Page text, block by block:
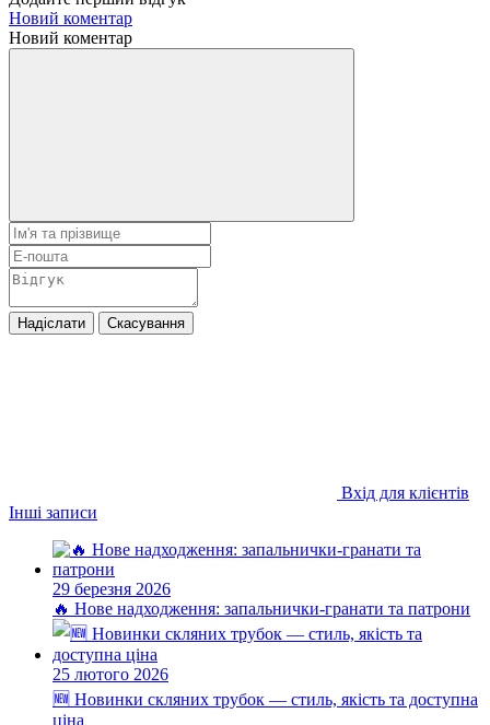
Новий коментар
Новий коментар
Надіслати Скасування
Вхід для клієнтів
Інші записи
29 березня 2026
🔥 Нове надходження: запальнички-гранати та патрони
25 лютого 2026
🆕 Новинки скляних трубок — стиль, якість та доступна
ціна